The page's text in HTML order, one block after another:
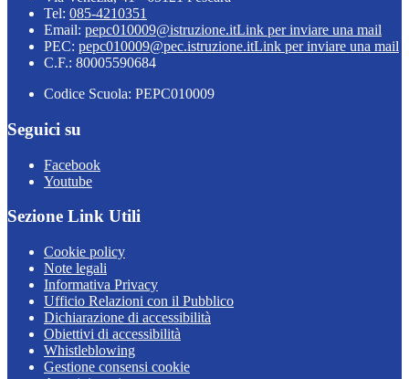
Tel: 085-4210351
Email: pepc010009@istruzione.itLink per inviare una mail
PEC: pepc010009@pec.istruzione.itLink per inviare una mail
C.F.: 80005590684
Codice Scuola: PEPC010009
Seguici su
Facebook
Youtube
Sezione Link Utili
Cookie policy
Note legali
Informativa Privacy
Ufficio Relazioni con il Pubblico
Dichiarazione di accessibilità
Obiettivi di accessibilità
Whistleblowing
Gestione consensi cookie